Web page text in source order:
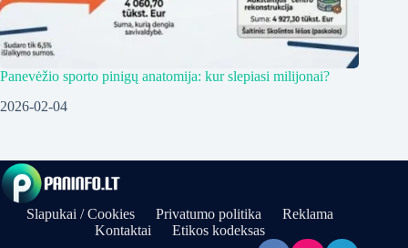
Panevėžio sporto pinigų anatomija: kur slepiasi milijonai?
2026-02-04
Slapukai / Cookies Privatumo politika
Reklama
Kontaktai
Etikos kodeksas